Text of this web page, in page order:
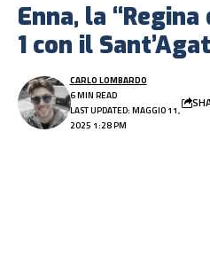
Enna, la “Regina
1 con il
LAST UPDATED: MAGGIO 11,
2025 1:28 PM
CARLO LOMBARDO
6 MIN READ